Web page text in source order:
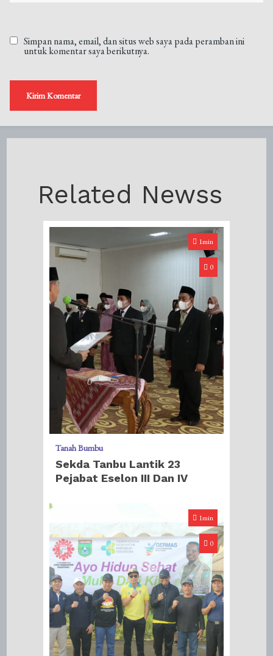
Simpan nama, email, dan situs web saya pada peramban ini
untuk komentar saya berikutnya.
Related Newss
1min
0
Tanah Bumbu
Sekda Tanbu Lantik 23
Pejabat Eselon III Dan IV
1min
0